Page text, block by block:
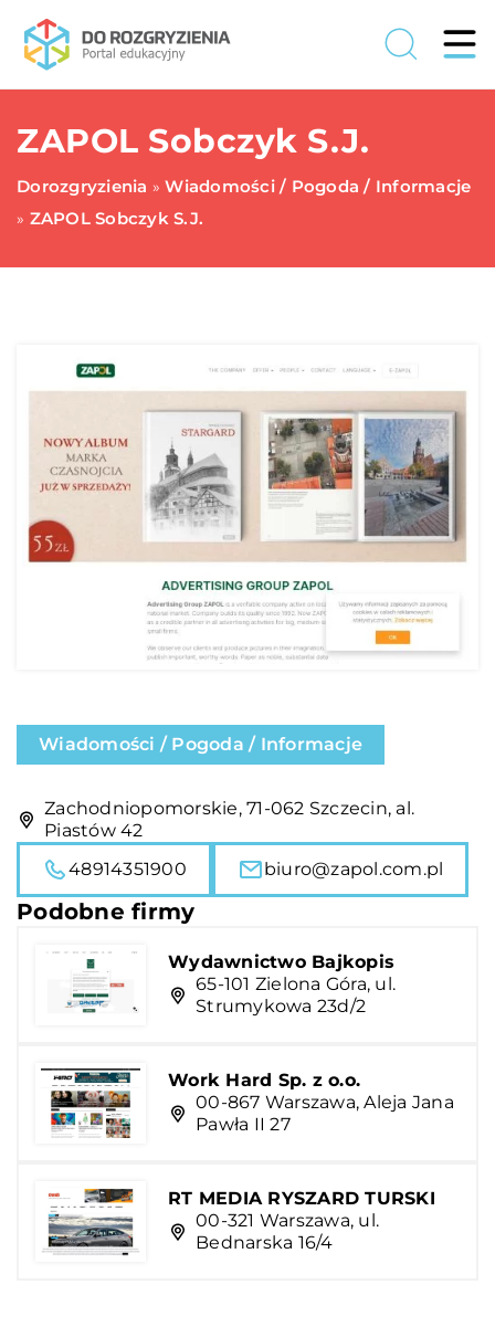
ZAPOL Sobczyk S.J.
Dorozgryzienia »Wiadomości / Pogoda / Informacje
» ZAPOL Sobczyk S.J.
Wiadomości / Pogoda / Informacje
Zachodniopomorskie, 71-062 Szczecin, al.
Piastów 42
48914351900
biuro@zapol.com.pl
Podobne firmy
Wydawnictwo Bajkopis
65-101 Zielona Góra, ul.
Strumykowa 23d/2
Work Hard Sp. z o.o.
00-867 Warszawa, Aleja Jana
Pawła II 27
RT MEDIA RYSZARD TURSKI
00-321 Warszawa, ul.
Bednarska 16/4